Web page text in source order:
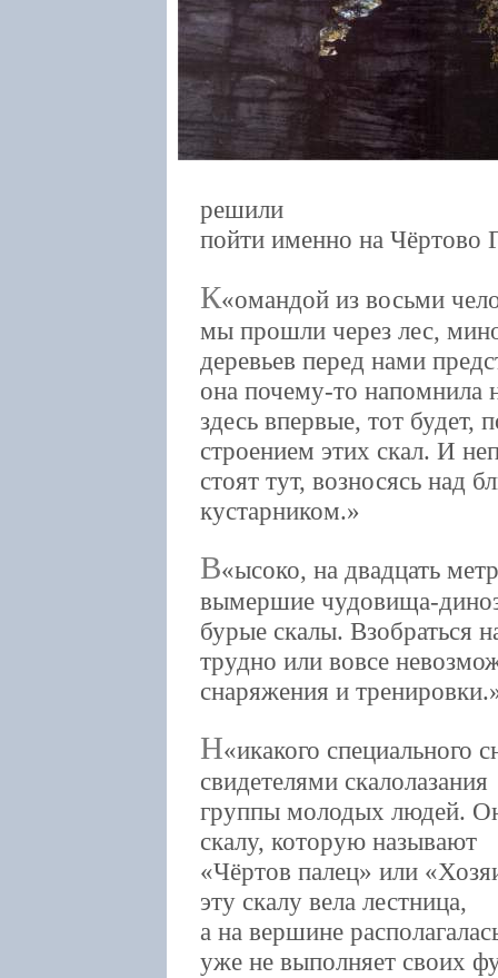
решили
пойти именно на Чёртово
К омандой из восьми
мы прошли через лес,
деревьев перед нами
она почему-то напомнила
здесь впервые, тот
строением этих скал. И
стоят тут, возносясь над
кустарником.
В ысоко, на двадцать
вымершие чудовища-
бурые скалы. Взобраться
трудно или вовсе
снаряжения и тренировки.
Н икакого специального
свидетелями скалолазания
группы молодых людей.
скалу, которую называют
«Чёртов палец» или
эту скалу вела лестница,
а на вершине
уже не выполняет своих